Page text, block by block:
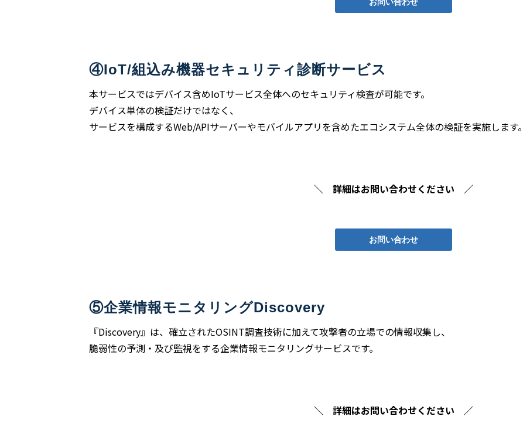
④IoT/組込み機器セキュリティ診断サービス
本サービスではデバイス含めIoTサービス全体へのセキュリティ検査が可能です。
デバイス単体の検証だけではなく、
サービスを構成するWeb/APIサーバーやモバイルアプリを含めたエコシステム全体の検証を実施します。
＼ 詳細はお問い合わせください ／
お問い合わせ
⑤企業情報モニタリングDiscovery
『Discovery』は、確立されたOSINT調査技術に加えて攻撃者の立場での情報収集し、
脆弱性の予測・及び監視をする企業情報モニタリングサービスです。
＼ 詳細はお問い合わせください ／